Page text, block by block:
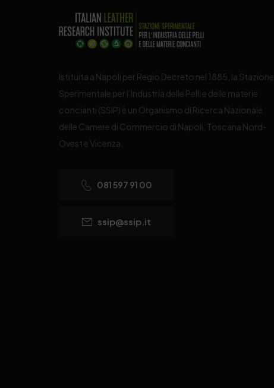
Istituita a Napoli per Regio Decreto nel 1885, la Stazione
Sperimentale per l’Industria delle Pelli e delle materie
concianti (SSIP) è un Organismo di Ricerca Nazionale
delle Camere di Commercio di Napoli, Toscana Nord-
Ovest e Vicenza.
081 597 91 00
ssip@ssip.it